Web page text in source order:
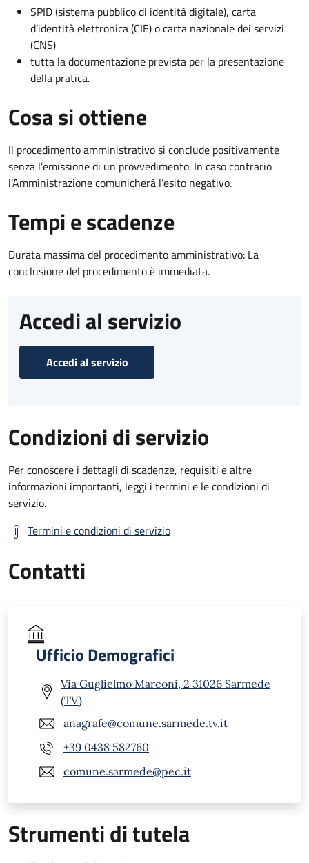
SPID (sistema pubblico di identità digitale), carta
d’identità elettronica (CIE) o carta nazionale dei servizi
(CNS)
tutta la documentazione prevista per la presentazione
della pratica.
Cosa si ottiene
Il procedimento amministrativo si conclude positivamente
senza l’emissione di un provvedimento. In caso contrario
l’Amministrazione comunicherà l’esito negativo.
Tempi e scadenze
Durata massima del procedimento amministrativo: La
conclusione del procedimento è immediata.
Accedi al servizio
Accedi al servizio
Condizioni di servizio
Per conoscere i dettagli di scadenze, requisiti e altre
informazioni importanti, leggi i termini e le condizioni di
servizio.
Termini e condizioni di servizio
Contatti
Ufficio Demografici
Via Guglielmo Marconi, 2 31026 Sarmede
(TV)
anagrafe@comune.sarmede.tv.it
+39 0438 582760
comune.sarmede@pec.it
Strumenti di tutela